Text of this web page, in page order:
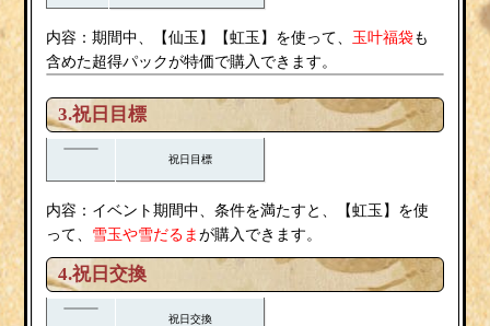
内容：期間中、【仙玉】【虹玉】を使って、 玉叶福袋も
含めた超得パックが特価で購入できます。
3.祝日目標
祝日目標
内容： イベント期間中、条件を満たすと、【虹玉】を使
って、 雪玉や雪だるまが購入できます。
4.祝日交換
祝日交換